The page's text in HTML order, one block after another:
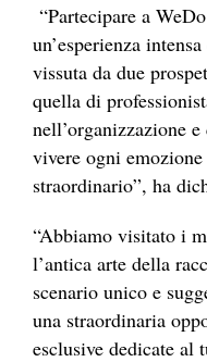
“Partecipare a
un’esperienza
vissuta da due
quella di
nell’organizzazione
vivere ogni
straordinario”, ha
“Abbiamo visitato i
l’antica arte della
scenario unico e
una straordinaria
esclusive dedicate al